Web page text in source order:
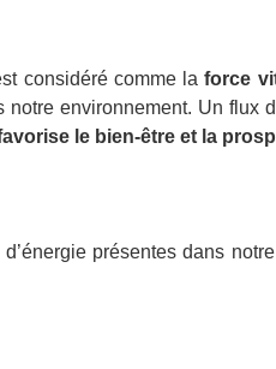
considéré comme laforce
environnement. Un flux
le bien-être et la
présentes dans